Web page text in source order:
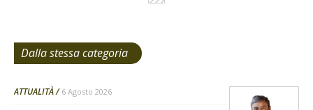
Dalla stessa categoria
ATTUALITÀ 6 Agosto 2026